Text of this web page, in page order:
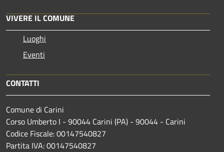
VIVERE IL COMUNE
Luoghi
Eventi
CONTATTI
Comune di Carini
Corso Umberto I - 90044 Carini (PA) - 90044 - Carini
Codice Fiscale: 00147540827
Partita IVA: 00147540827